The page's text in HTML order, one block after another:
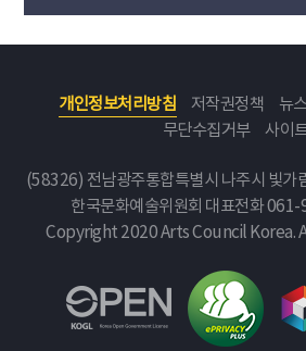
개인정보처리방침 저작권정책
뉴
무단수집거부
사이
(58326) 전남광주통합특별시 나주시 빛가
한국문화예술위원회 대표전화
Copyright 2020 Arts Council Korea.